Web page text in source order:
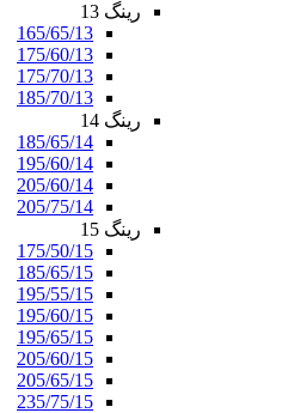
رینگ 13
165/65/13
175/60/13
175/70/13
185/70/13
رینگ 14
185/65/14
195/60/14
205/60/14
205/75/14
رینگ 15
175/50/15
185/65/15
195/55/15
195/60/15
195/65/15
205/60/15
205/65/15
235/75/15